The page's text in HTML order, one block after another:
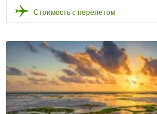
Стоимость с перелетом